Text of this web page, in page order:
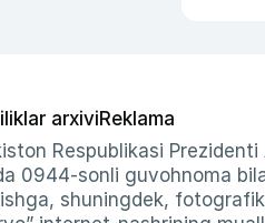
arxiviReklama
Respublikasi
0944-sonli guvohnoma
shuningdek,